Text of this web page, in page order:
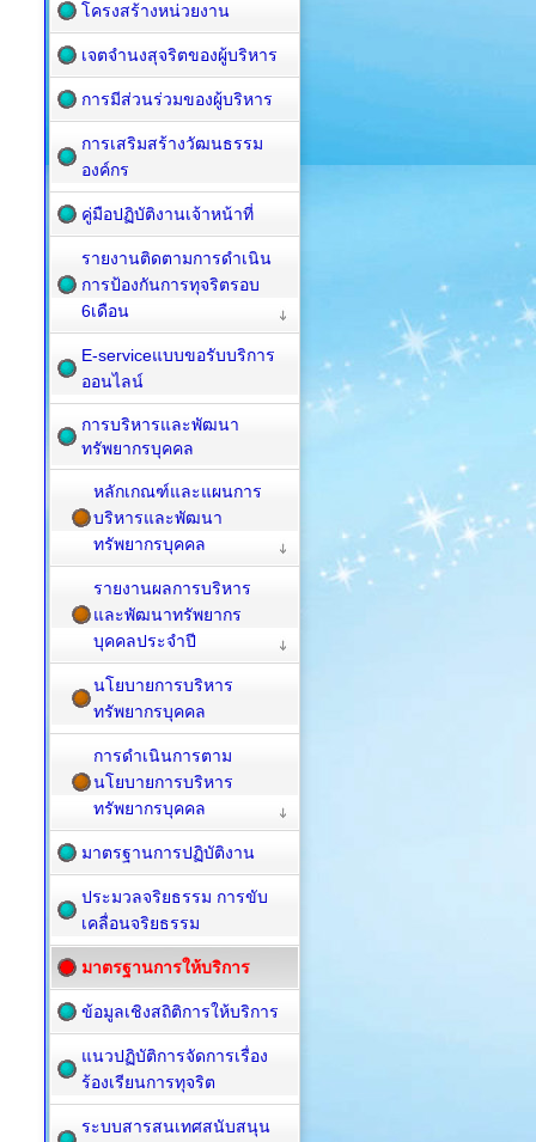
โครงสร้างหน่วยงาน
เจตจำนงสุจริตของผู้บริหาร
การมีส่วนร่วมของผู้บริหาร
การเสริมสร้างวัฒนธรรม
องค์กร
คู่มือปฏิบัติงานเจ้าหน้าที่
รายงานติดตามการดำเนิน
การป้องกันการทุจริตรอบ
6เดือน
E-serviceแบบขอรับบริการ
ออนไลน์
การบริหารและพัฒนา
ทรัพยากรบุคคล
หลักเกณฑ์และแผนการ
บริหารและพัฒนา
ทรัพยากรบุคคล
รายงานผลการบริหาร
และพัฒนาทรัพยากร
บุคคลประจำปี
นโยบายการบริหาร
ทรัพยากรบุคคล
การดำเนินการตาม
นโยบายการบริหาร
ทรัพยากรบุคคล
มาตรฐานการปฏิบัติงาน
ประมวลจริยธรรม การขับ
เคลื่อนจริยธรรม
มาตรฐานการให้บริการ
ข้อมูลเชิงสถิติการให้บริการ
แนวปฏิบัติการจัดการเรื่อง
ร้องเรียนการทุจริต
ระบบสารสนเทศสนับสนุน